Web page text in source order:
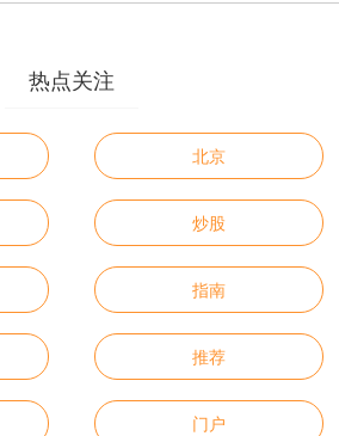
热点关注
北京
炒股
指南
推荐
门户